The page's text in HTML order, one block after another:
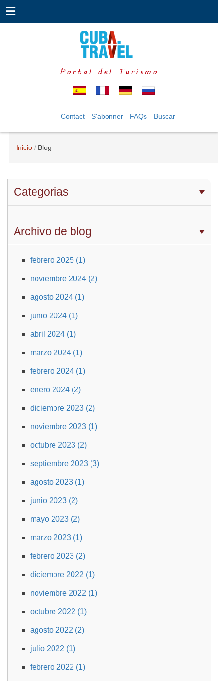
Portal del Turismo
Contact S'abonner FAQs Buscar
Inicio Blog
Categorias
Archivo de blog
febrero 2025 (1)
noviembre 2024 (2)
agosto 2024 (1)
junio 2024 (1)
abril 2024 (1)
marzo 2024 (1)
febrero 2024 (1)
enero 2024 (2)
diciembre 2023 (2)
noviembre 2023 (1)
octubre 2023 (2)
septiembre 2023 (3)
agosto 2023 (1)
junio 2023 (2)
mayo 2023 (2)
marzo 2023 (1)
febrero 2023 (2)
diciembre 2022 (1)
noviembre 2022 (1)
octubre 2022 (1)
agosto 2022 (2)
julio 2022 (1)
febrero 2022 (1)